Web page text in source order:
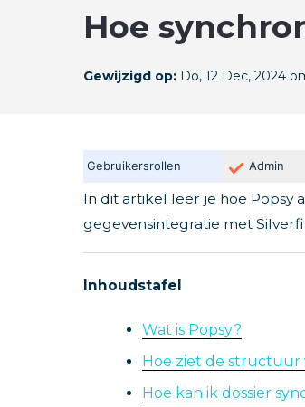
Hoe
Gewijzigd op: Do, 12 Dec, 2024
Gebruikersrollen Admin
In dit artikel leer je hoe Popsy
gegevensintegratie met
Inhoudstafel
Wat is Popsy?
Hoe ziet de structuur
Hoe kan ik dossier